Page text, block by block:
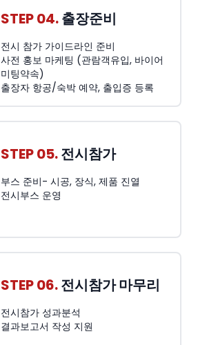
STEP 04.출장준비
전시 참가 가이드라인 준비
사전 홍보 마케팅 (관람객유입, 바이어
미팅약속)
출장자 항공/숙박 예약, 출입증 등록
STEP 05.전시참가
부스 준비- 시공, 장식, 제품 진열
전시부스 운영
STEP 06.전시참가 마무리
전시참가 성과분석
결과보고서 작성 지원